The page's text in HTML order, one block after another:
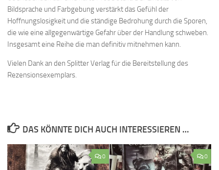
Bildsprache und Farbgebung verstärkt das Gefühl der
Hoffnungslosigkeit und die ständige Bedrohung durch die Sporen,
die wie eine allgegenwärtige Gefahr über der Handlung schweben.
Insgesamt eine Reihe die man definitiv mitnehmen kann.
Vielen Dank an den Splitter Verlag für die Bereitstellung des
Rezensionsexemplars.
DAS KÖNNTE DICH AUCH INTERESSIEREN …
0 0